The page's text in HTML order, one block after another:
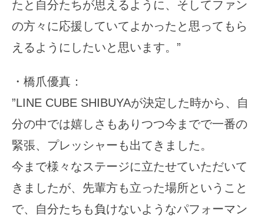
たと自分たちが思えるように、そしてファン
の方々に応援していてよかったと思ってもら
えるようにしたいと思います。”
・橋爪優真：
”LINE CUBE SHIBUYAが決定した時から、自
分の中では嬉しさもありつつ今までで一番の
緊張、プレッシャーも出てきました。
今まで様々なステージに立たせていただいて
きましたが、先輩方も立った場所ということ
で、自分たちも負けないようなパフォーマン